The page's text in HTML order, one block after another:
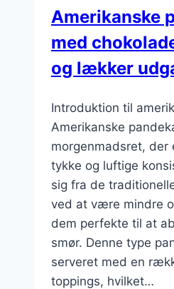
Amerikanske
med
og lækker
Introduktion til
Amerikanske
morgenmadsret, der
tykke og luftige
sig fra de
ved at være mindre
dem perfekte til at
smør. Denne type
serveret med en
toppings, hvilket…